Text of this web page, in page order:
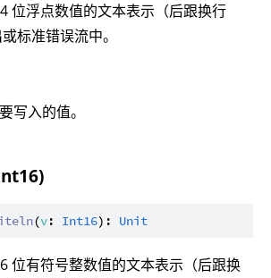
位浮点数值的文本表示（后跟换行
标准错误流中。
写入的值。
(v: Int16): Unit
位有符号整数值的文本表示（后跟换